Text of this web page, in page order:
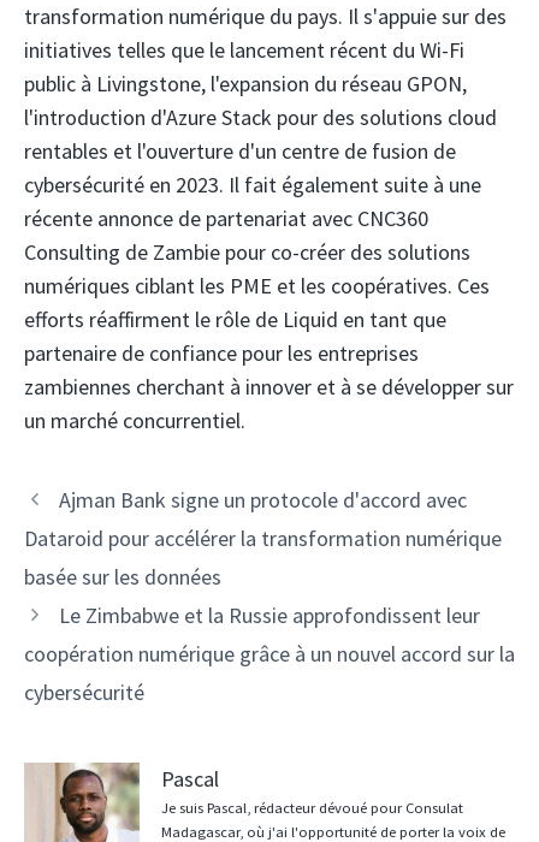
transformation numérique du pays. Il s'appuie sur des
initiatives telles que le lancement récent du Wi-Fi
public à Livingstone, l'expansion du réseau GPON,
l'introduction d'Azure Stack pour des solutions cloud
rentables et l'ouverture d'un centre de fusion de
cybersécurité en 2023. Il fait également suite à une
récente annonce de partenariat avec CNC360
Consulting de Zambie pour co-créer des solutions
numériques ciblant les PME et les coopératives. Ces
efforts réaffirment le rôle de Liquid en tant que
partenaire de confiance pour les entreprises
zambiennes cherchant à innover et à se développer sur
un marché concurrentiel.
Navigation
des
articles
Ajman Bank signe un protocole d'accord avec
Dataroid pour accélérer la transformation numérique
basée sur les données
Le Zimbabwe et la Russie approfondissent leur
coopération numérique grâce à un nouvel accord sur la
cybersécurité
Pascal
Je suis Pascal, rédacteur dévoué pour Consulat
Madagascar, où j'ai l'opportunité de porter la voix de